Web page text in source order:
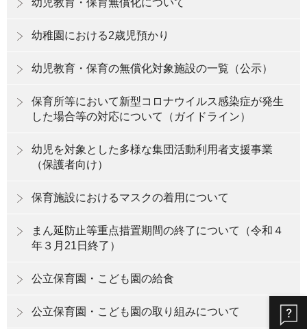
幼児教育・保育無償化について
幼稚園における2歳児預かり
幼児教育・保育の無償化対象施設の一覧（公示）
保育所等において新型コロナウイルス感染症が発生
した場合等の対応について（ガイドライン）
幼児を対象とした多様な集団活動利用者支援事業
（保護者向け）
保育施設におけるマスクの着用について
まん延防止等重点措置期間の終了について（令和４
年３月21日終了）
公立保育園・こども園の給食
公立保育園・こども園の取り組みについて